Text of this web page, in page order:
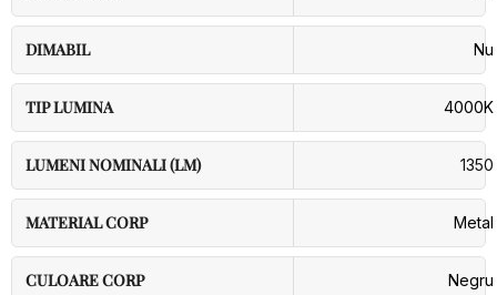
DIMABIL Nu
TIP LUMINA 4000K
LUMENI NOMINALI (LM) 1350
MATERIAL CORP Metal
CULOARE CORP Negru